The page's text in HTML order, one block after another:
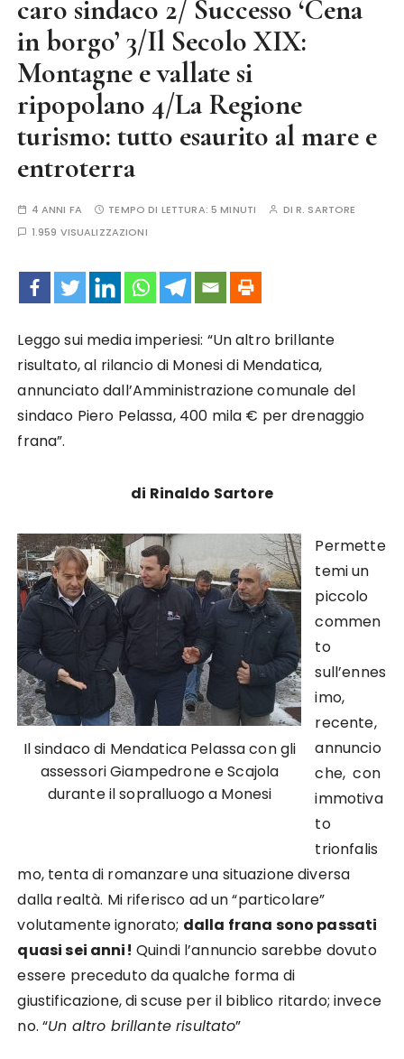
caro sindaco 2/ Successo ‘Cena
in borgo’ 3/Il Secolo XIX:
Montagne e vallate si
ripopolano 4/La Regione
turismo: tutto esaurito al mare e
entroterra
4 ANNI FA TEMPO DI LETTURA:5 MINUTI DI R. SARTORE
1.959 VISUALIZZAZIONI
Leggo sui media imperiesi: “Un altro brillante
risultato, al rilancio di Monesi di Mendatica,
annunciato dall’Amministrazione comunale del
sindaco Piero Pelassa, 400 mila € per drenaggio
frana”.
di Rinaldo Sartore
Il sindaco di Mendatica Pelassa con gli
assessori Giampedrone e Scajola
durante il sopralluogo a Monesi
Permette
temi un
piccolo
commen
to
sull’ennes
imo,
recente,
annuncio
che, con
immotiva
to
trionfalis
mo, tenta di romanzare una situazione diversa
dalla realtà. Mi riferisco ad un “particolare”
volutamente ignorato; dalla frana sono passati
quasi sei anni! Quindi l’annuncio sarebbe dovuto
essere preceduto da qualche forma di
giustificazione, di scuse per il biblico ritardo; invece
no. “Un altro brillante risultato”